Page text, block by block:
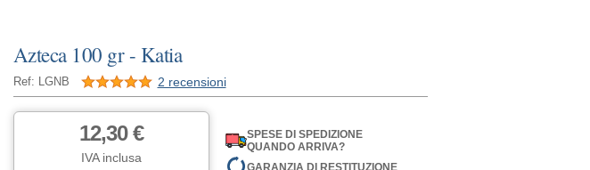
Azteca 100 gr - Katia
Ref: LGNB 2 recensioni
12,30 €
IVA inclusa
SPESE DI SPEDIZIONE
QUANDO ARRIVA?
GARANZIA DI RESTITUZIONE